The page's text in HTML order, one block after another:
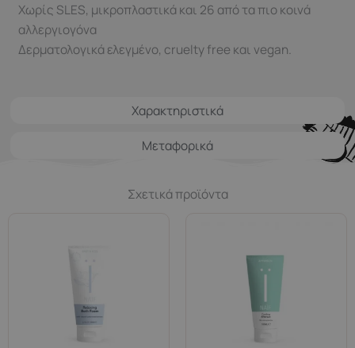
Χαρακτηριστικά
Μεταφορικά
Χωρίς SLES, μικροπλαστικά και 26 από τα πιο κοινά
αλλεργιογόνα
Δερματολογικά ελεγμένο, cruelty free και vegan.
Σχετικά προϊόντα